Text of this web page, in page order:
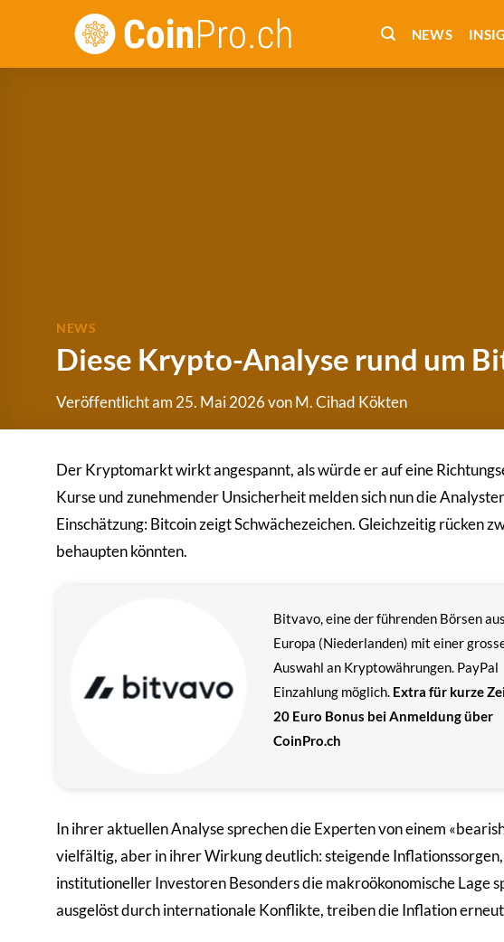
NEWS
NEWS
Diese Krypto-Analyse rund um
Veröffentlicht am 25. Mai 2026vonM. Cihad Kökten
Der Kryptomarkt wirkt angespannt, als würde er auf eine
Kurse und zunehmender Unsicherheit melden sich nun die
Einschätzung: Bitcoin zeigt Schwächezeichen. Gleichzeitig rücken
behaupten könnten.
Bitvavo, eine der führenden Börsen aus
Europa (Niederlanden) mit einer
Auswahl an Kryptowährungen. PayPal
Einzahlung möglich. Extra für kurze
20 Euro Bonus bei Anmeldung über
CoinPro.ch
In ihrer aktuellen Analyse sprechen die Experten von einem
vielfältig, aber in ihrer Wirkung deutlich: steigende
institutioneller Investoren Besonders die makroökonomische Lage
ausgelöst durch internationale Konflikte, treiben die Inflation